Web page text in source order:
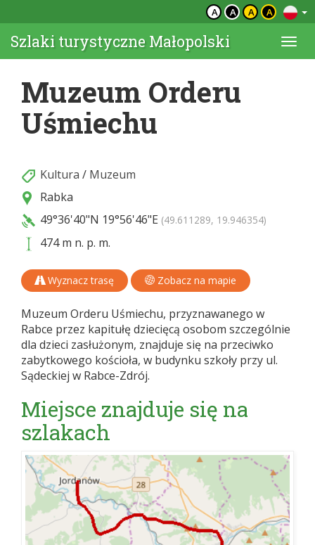
A A A A
Szlaki turystyczne Małopolski
Muzeum Orderu
Uśmiechu
Kultura / Muzeum
Rabka
49°36'40"N 19°56'46"E (49.611289, 19.946354)
474 m n. p. m.
Wyznacz trasę Zobacz na mapie
Muzeum Orderu Uśmiechu, przyznawanego w
Rabce przez kapitułę dziecięcą osobom szczególnie
dla dzieci zasłużonym, znajduje się na przeciwko
zabytkowego kościoła, w budynku szkoły przy ul.
Sądeckiej w Rabce-Zdrój.
Miejsce znajduje się na
szlakach